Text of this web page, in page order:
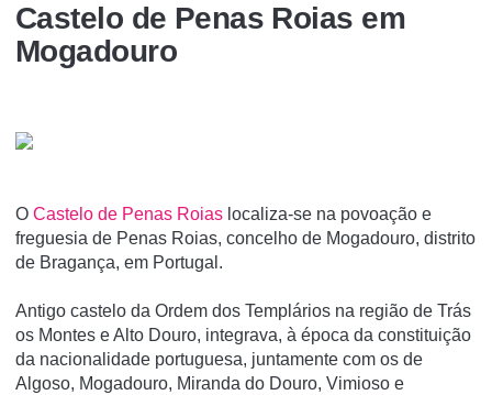
Castelo de Penas Roias em
Mogadouro
O Castelo de Penas Roias localiza-se na povoação e
freguesia de Penas Roias, concelho de Mogadouro, distrito
de Bragança, em Portugal.
Antigo castelo da Ordem dos Templários na região de Trás
os Montes e Alto Douro, integrava, à época da constituição
da nacionalidade portuguesa, juntamente com os de
Algoso, Mogadouro, Miranda do Douro, Vimioso e